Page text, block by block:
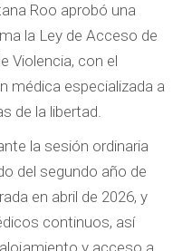
Roo aprobó una
la Ley de Acceso de
Violencia, con el
médica especializada a
de la libertad.
la sesión ordinaria
del segundo año de
en abril de 2026, y
continuos, así
y acceso a